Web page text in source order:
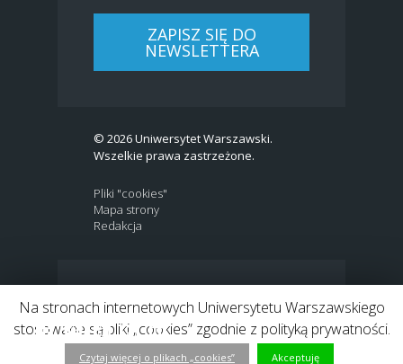
ZAPISZ SIĘ DO
NEWSLETTERA
© 2026 Uniwersytet Warszawski.
Wszelkie prawa zastrzeżone.
Pliki "cookies"
Mapa strony
Redakcja
Link do profilu Facebook
Link to Twitter profile
Link do kanału Youtube
Link do profilu Instagram
Link do profilu LinkedIn
Na stronach internetowych Uniwersytetu Warszawskiego
stosowane są pliki „cookies” zgodnie z polityką prywatności.
Czytaj więcej o plikach „cookies” Akceptuję